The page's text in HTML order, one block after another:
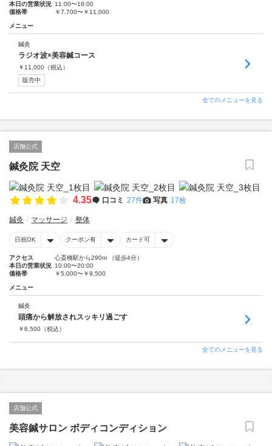
本日の営業状況 11:00〜18:00
価格帯
￥7,700〜￥11,000
メニュー
鍼灸
ラジオ波×美容鍼コース
￥ 11,000 （税込）
販売中
全てのメニューを見る
店舗公式
鍼灸院 天空
4.35 口コミ 27件 写真 17枚
鍼灸 マッサージ 整体
日祝OK クーポン有 カード可
アクセス
心斎橋駅から290m （徒歩4分）
本日の営業状況 10:00〜20:00
価格帯
￥5,000〜￥9,500
メニュー
鍼灸
頭痛から解放されスッキリ過ごす
￥6,500 （税込）
全てのメニューを見る
店舗公式
美容鍼サロン ボディコンディション